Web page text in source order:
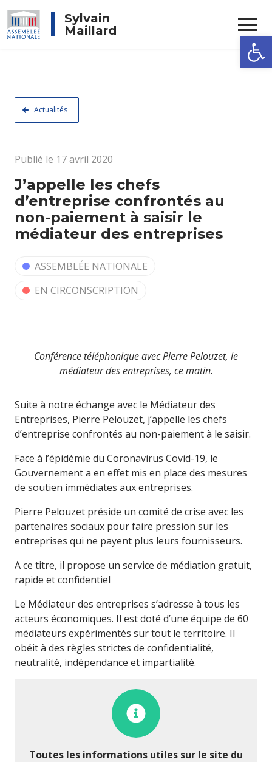
Ouvrir
Sylvain
Maillard
Actualités
Publié le 17 avril 2020
J’appelle les chefs
d’entreprise confrontés au
non-paiement à saisir le
médiateur des entreprises
ASSEMBLÉE NATIONALE
EN CIRCONSCRIPTION
Conférence téléphonique avec Pierre Pelouzet, le
médiateur des entreprises, ce matin.
Suite à notre échange avec le Médiateur des
Entreprises, Pierre Pelouzet, j’appelle les chefs
d’entreprise confrontés au non-paiement à le saisir.
Face à l’épidémie du Coronavirus Covid-19, le
Gouvernement a en effet mis en place des mesures
de soutien immédiates aux entreprises.
Pierre Pelouzet préside un comité de crise avec les
partenaires sociaux pour faire pression sur les
entreprises qui ne payent plus leurs fournisseurs.
A ce titre, il propose un service de médiation gratuit,
rapide et confidentiel
Le Médiateur des entreprises s’adresse à tous les
acteurs économiques. Il est doté d’une équipe de 60
médiateurs expérimentés sur tout le territoire. Il
obéit à des règles strictes de confidentialité,
neutralité, indépendance et impartialité.
Toutes les informations utiles sur le site du